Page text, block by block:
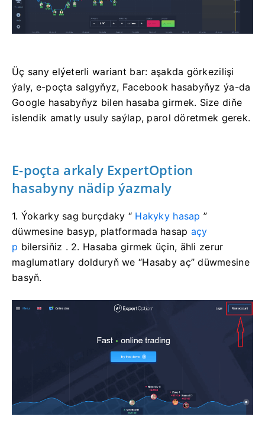
Üç sany elýeterli wariant bar: aşakda görkezilişi
ýaly, e-poçta salgyňyz, Facebook hasabyňyz ýa-da
Google hasabyňyz bilen hasaba girmek. Size diňe
islendik amatly usuly saýlap, parol döretmek gerek.
E-poçta arkaly ExpertOption
hasabyny nädip ýazmaly
1. Ýokarky sag burçdaky “ Hakyky hasap ”
düwmesine basyp, platformada hasap açy
p bilersiňiz . 2. Hasaba girmek üçin, ähli zerur
maglumatlary dolduryň we “Hasaby aç” düwmesine
basyň.